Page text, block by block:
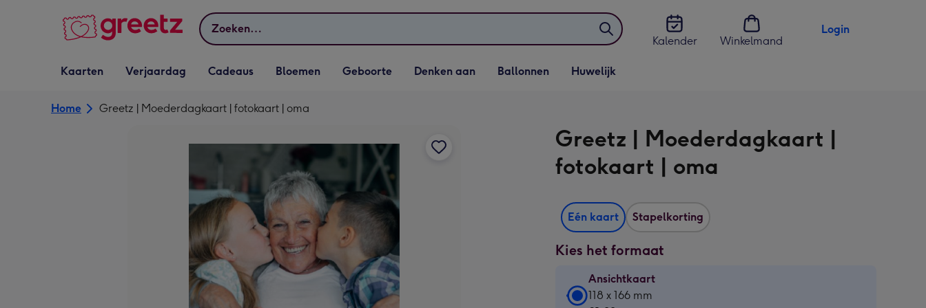
Zoeken
Kalender
Winkelmand
Login
Vervolgkeuzelijst
Kaarten openen
Kaarten
Vervolgkeuzelijst
Verjaardag openen
Verjaardag
Vervolgkeuzelijst
Cadeaus openen
Cadeaus
Vervolgkeuzelijst
Bloemen openen
Bloemen
Vervolgkeuzelijst
Geboorte openen
Geboorte
Vervolgkeuzelijst
Denken aan openen
Denken aan
Vervolgkeuzelijst
Ballonnen openen
Ballonnen
Vervolgkeuzelijst
Huwelijk openen
Huwelijk
Home Greetz | Moederdagkaart | fotokaart | oma
Greetz | Moederdagkaart |
fotokaart | oma
Eén kaart Stapelkorting
Kies het formaat
Ansichtkaart
Ansichtkaart
118 x 166 mm